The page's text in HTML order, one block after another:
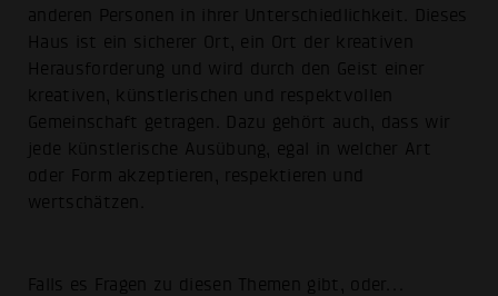
anderen Personen in ihrer Unterschiedlichkeit. Dieses
Haus ist ein sicherer Ort, ein Ort der kreativen
Herausforderung und wird durch den Geist einer
kreativen, künstlerischen und respektvollen
Gemeinschaft getragen. Dazu gehört auch, dass wir
jede künstlerische Ausübung, egal in welcher Art
oder Form akzeptieren, respektieren und
wertschätzen.
Falls es Fragen zu diesen Themen gibt, oder…